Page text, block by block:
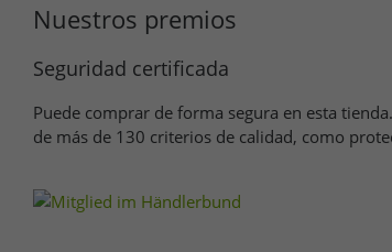
Nuestros premios
Seguridad certificada
Puede comprar de forma segura en esta
de más de 130 criterios de calidad, como